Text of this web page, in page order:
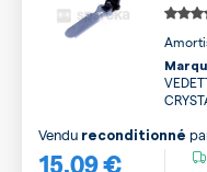
15,09 €
Vendu reconditionné